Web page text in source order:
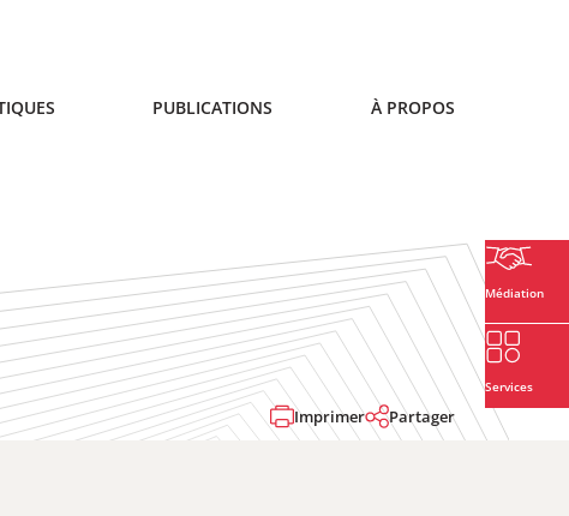
PUBLICATIONS À PROPOS
Médiation
Services
Imprimer Partager